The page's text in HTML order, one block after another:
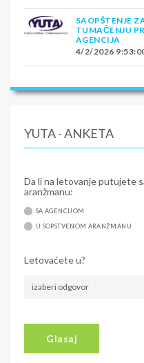
SAOPŠTENJE
TUMAČENJU
AGENCIJA
4/2/2026
YUTA - ANKETA
Da li na letovanje putujete
aranžmanu:
SA AGENCIJOM
U SOPSTVENOM ARANŽMANU
Letovaćete u?
izaberi odgovor
Glasaj